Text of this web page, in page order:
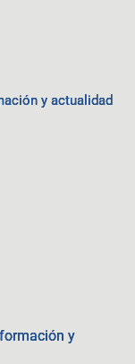
y actualidad
y